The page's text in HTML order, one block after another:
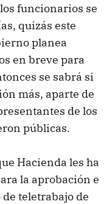
funcionarios se
quizás este
planea
en breve para
se sabrá si
más, aparte de
de los
públicas.
Hacienda les ha
la aprobación e
teletrabajo de